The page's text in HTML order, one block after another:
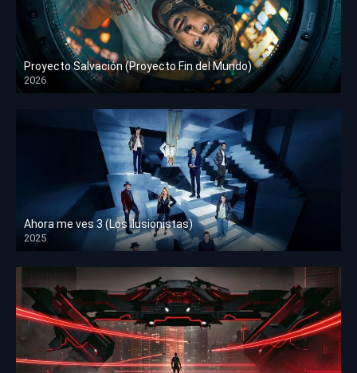
Proyecto Salvación (Proyecto Fin del Mundo)
2026
HD 1080p
Ahora me ves 3 (Los ilusionistas)
2025
HD 1080p